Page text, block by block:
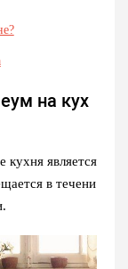
на кух
кухня является
в течени